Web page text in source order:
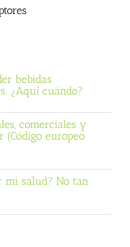
bebidas
¿Aquí cuándo?
comerciales y
(Código europeo
mi salud? No tan